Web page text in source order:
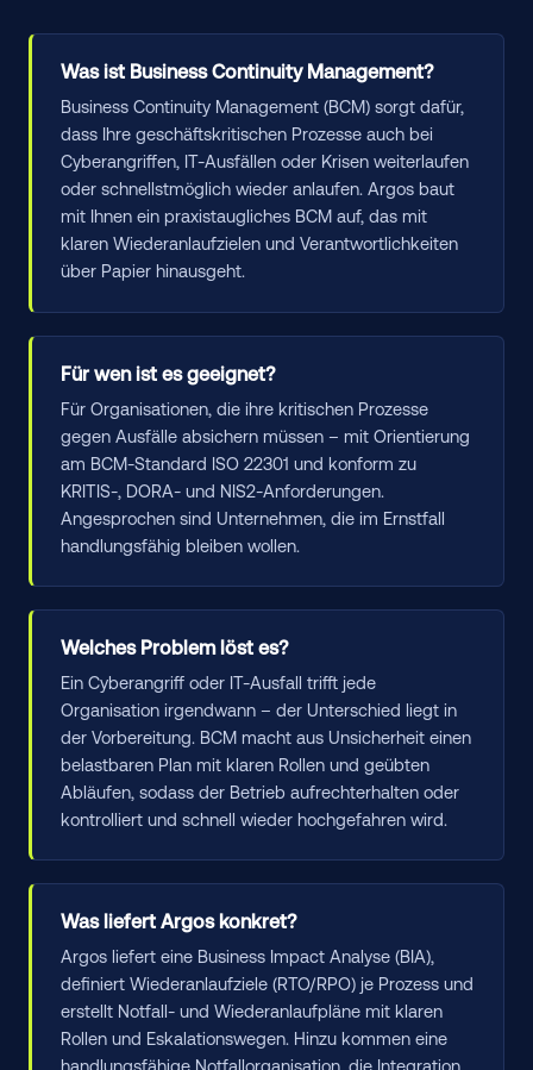
Was ist Business Continuity Management?
Business Continuity Management (BCM) sorgt dafür,
dass Ihre geschäftskritischen Prozesse auch bei
Cyberangriffen, IT-Ausfällen oder Krisen weiterlaufen
oder schnellstmöglich wieder anlaufen. Argos baut
mit Ihnen ein praxistaugliches BCM auf, das mit
klaren Wiederanlaufzielen und Verantwortlichkeiten
über Papier hinausgeht.
Für wen ist es geeignet?
Für Organisationen, die ihre kritischen Prozesse
gegen Ausfälle absichern müssen – mit Orientierung
am BCM-Standard ISO 22301 und konform zu
KRITIS-, DORA- und NIS2-Anforderungen.
Angesprochen sind Unternehmen, die im Ernstfall
handlungsfähig bleiben wollen.
Welches Problem löst es?
Ein Cyberangriff oder IT-Ausfall trifft jede
Organisation irgendwann – der Unterschied liegt in
der Vorbereitung. BCM macht aus Unsicherheit einen
belastbaren Plan mit klaren Rollen und geübten
Abläufen, sodass der Betrieb aufrechterhalten oder
kontrolliert und schnell wieder hochgefahren wird.
Was liefert Argos konkret?
Argos liefert eine Business Impact Analyse (BIA),
definiert Wiederanlaufziele (RTO/RPO) je Prozess und
erstellt Notfall- und Wiederanlaufpläne mit klaren
Rollen und Eskalationswegen. Hinzu kommen eine